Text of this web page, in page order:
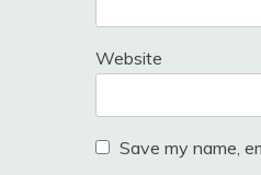
Website
Save my name,